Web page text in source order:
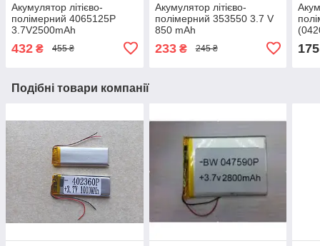
Акумулятор літієво-
полімерний 4065125P
3.7V2500mAh
432 ₴ 455 ₴
Акумулятор літієво-
полімерний 353550 3.7 V
850 mAh
233₴ 245 ₴ 175
Подібні товари компанії